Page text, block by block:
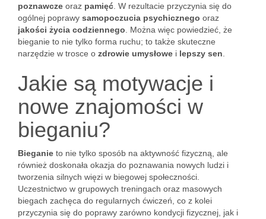
poznawcze oraz pamięć . W rezultacie przyczynia się do
ogólnej poprawy samopoczucia psychicznego oraz
jakości życia codziennego . Można więc powiedzieć, że
bieganie to nie tylko forma ruchu; to także skuteczne
narzędzie w trosce o zdrowie umysłowe i lepszy sen
Jakie są motywacje i
nowe znajomości w
bieganiu?
Bieganie to nie tylko sposób na aktywność fizyczną, ale
również doskonała okazja do poznawania nowych ludzi i
tworzenia silnych więzi w biegowej społeczności.
Uczestnictwo w grupowych treningach oraz masowych
biegach zachęca do regularnych ćwiczeń, co z kolei
przyczynia się do poprawy zarówno kondycji fizycznej, jak i